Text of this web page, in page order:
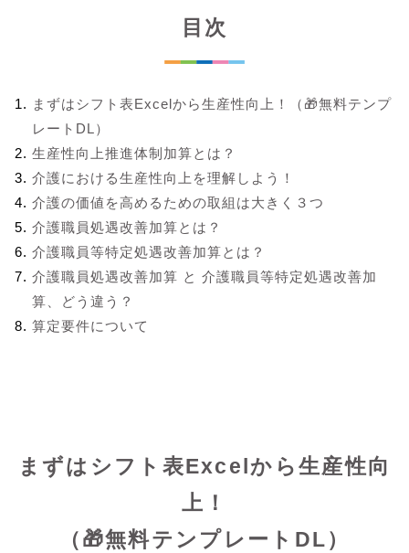
目次
まずはシフト表Excelから生産性向上！（🎁無料テンプ
レートDL）
生産性向上推進体制加算とは？
介護における生産性向上を理解しよう！
介護の価値を高めるための取組は大きく３つ
介護職員処遇改善加算とは？
介護職員等特定処遇改善加算とは？
介護職員処遇改善加算 と 介護職員等特定処遇改善加
算、どう違う？
算定要件について
まずはシフト表Excelから生産性向
上！
（🎁無料テンプレートDL）